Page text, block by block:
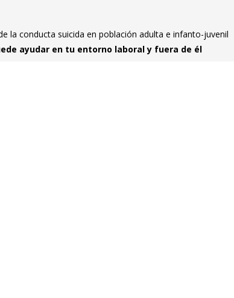
la conducta suicida en población adulta e infanto-juvenil
ayudar en tu entorno laboral y fuera de él